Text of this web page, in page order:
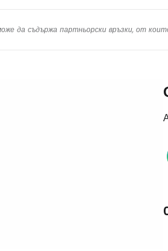
да съдържа партньорски връзки, от